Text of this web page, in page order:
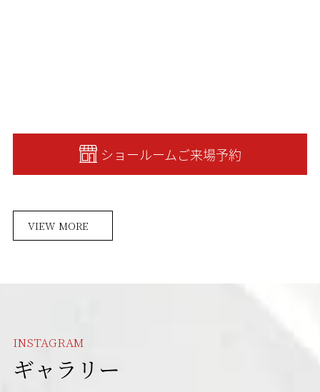
ショールームご来場予約
VIEW MORE
INSTAGRAM
ギャラリー